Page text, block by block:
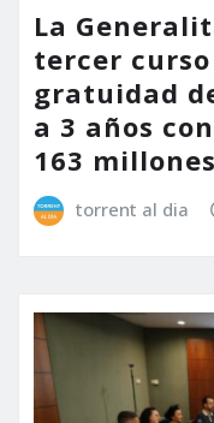
La
tercer
gratuidad
a 3 años
163
torrent al dia